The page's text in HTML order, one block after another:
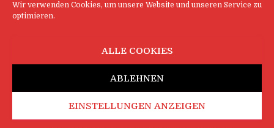
Wir verwenden Cookies, um unsere Website und unseren Service zu
optimieren.
ALLE COOKIES
ABLEHNEN
EINSTELLUNGEN ANZEIGEN